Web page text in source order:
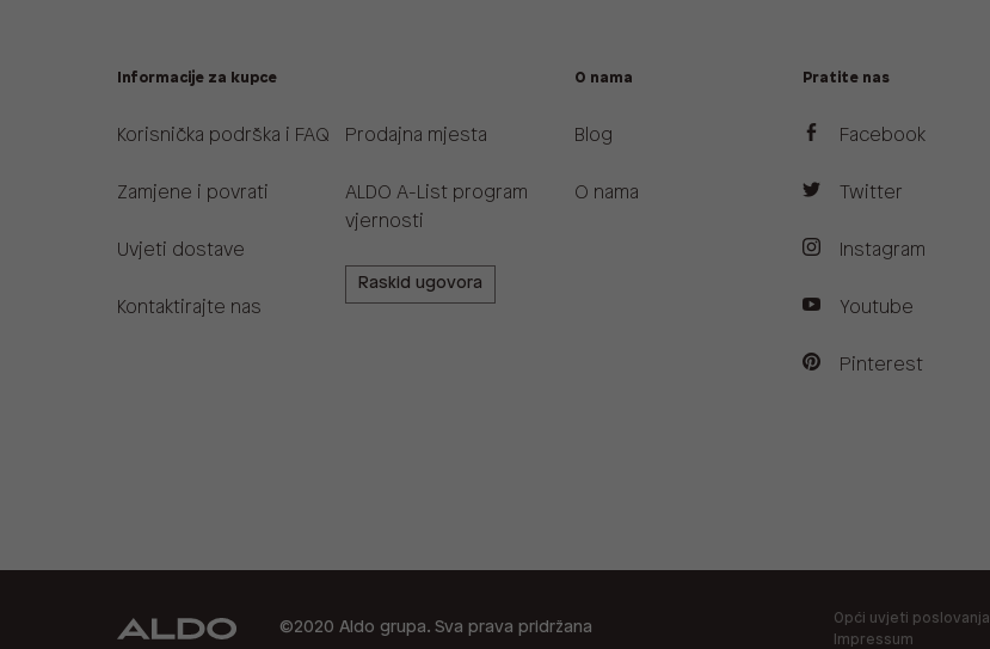
Informacije za kupce
Korisnička podrška i FAQ
Zamjene i povrati
Uvjeti dostave
Kontaktirajte nas
Prodajna mjesta
ALDO A-List program
vjernosti
Raskid ugovora
O nama
Blog
O nama
Pratite nas
Facebook
Twitter
Instagram
Youtube
Pinterest
©2020 Aldo grupa. Sva prava pridržana
Opći uvjeti poslovanja
Impressum